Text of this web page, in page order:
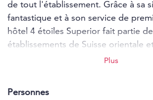
de tout l'établissement. Grâce à sa
fantastique et à son service de
hôtel 4 étoiles Superior fait partie
établissements de Suisse orientale
outre 71 chambres, 2 restaurants,
Plus
Personnes